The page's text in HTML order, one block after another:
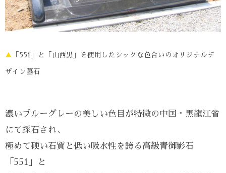
▲ 「551」と「山西黒」を使用したシックな色合いのオリジナルデ
ザイン墓石
濃いブルーグレーの美しい色目が特徴の中国・黒龍江省
にて採石され、
極めて硬い石質と低い吸水性を誇る高級青御影石
「551」と